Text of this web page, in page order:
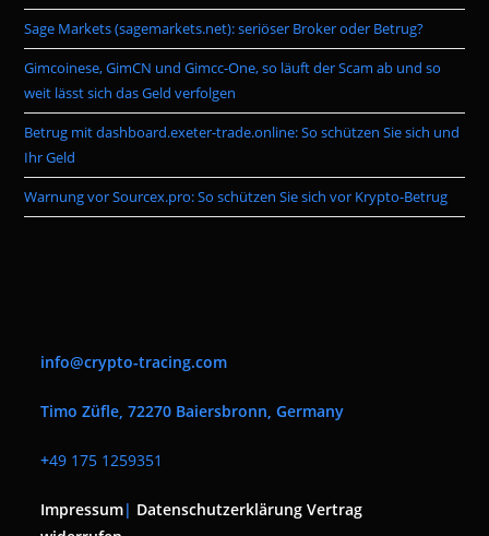
Sage Markets (sagemarkets.net): seriöser Broker oder Betrug?
Gimcoinese, GimCN und Gimcc-One, so läuft der Scam ab und so
weit lässt sich das Geld verfolgen
Betrug mit dashboard.exeter-trade.online: So schützen Sie sich und
Ihr Geld
Warnung vor Sourcex.pro: So schützen Sie sich vor Krypto-Betrug
info@crypto-tracing.com
Timo Züfle, 72270 Baiersbronn, Germany
+49 175 1259351
Impressum| Datenschutzerklärung Vertrag